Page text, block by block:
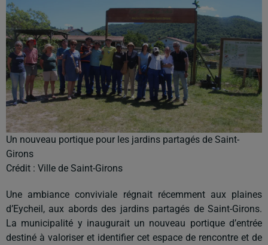
Un nouveau portique pour les jardins partagés de Saint-
Girons
Crédit : Ville de Saint-Girons
Une ambiance conviviale régnait récemment aux plaines
d’Eycheil, aux abords des jardins partagés de Saint-Girons.
La municipalité y inaugurait un nouveau portique d’entrée
destiné à valoriser et identifier cet espace de rencontre et de